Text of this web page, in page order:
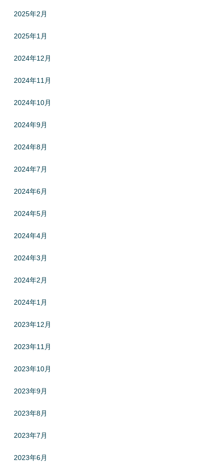
2025年2月
2025年1月
2024年12月
2024年11月
2024年10月
2024年9月
2024年8月
2024年7月
2024年6月
2024年5月
2024年4月
2024年3月
2024年2月
2024年1月
2023年12月
2023年11月
2023年10月
2023年9月
2023年8月
2023年7月
2023年6月